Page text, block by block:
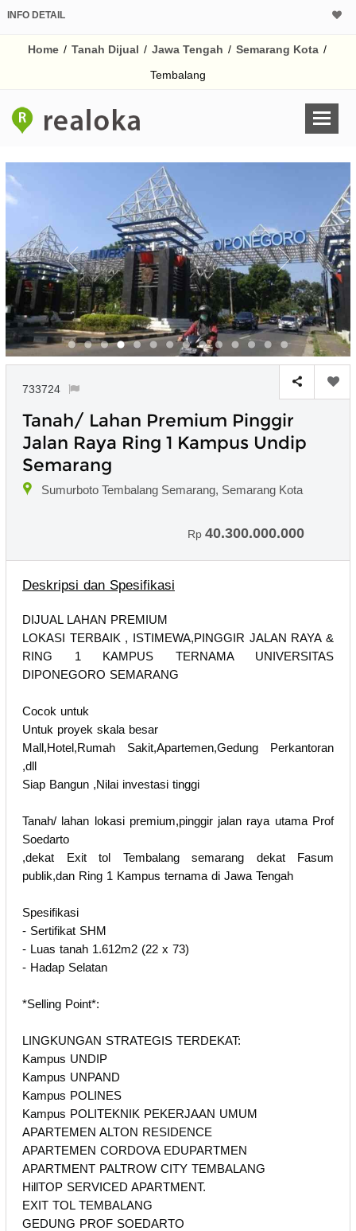
INFO DETAIL
Home / Tanah Dijual / Jawa Tengah / Semarang Kota /
Tembalang
733724
Tanah/ Lahan Premium Pinggir
Jalan Raya Ring 1 Kampus Undip
Semarang
Sumurboto Tembalang Semarang, Semarang Kota
Rp 40.300.000.000
Deskripsi dan Spesifikasi
DIJUAL LAHAN PREMIUM
LOKASI TERBAIK , ISTIMEWA,PINGGIR JALAN RAYA &
RING 1 KAMPUS TERNAMA UNIVERSITAS
DIPONEGORO SEMARANG
Cocok untuk
Untuk proyek skala besar
Mall,Hotel,Rumah Sakit,Apartemen,Gedung Perkantoran
,dll
Siap Bangun ,Nilai investasi tinggi
Tanah/ lahan lokasi premium,pinggir jalan raya utama Prof
Soedarto
,dekat Exit tol Tembalang semarang dekat Fasum
publik,dan Ring 1 Kampus ternama di Jawa Tengah
Spesifikasi
- Sertifikat SHM
- Luas tanah 1.612m2 (22 x 73)
- Hadap Selatan
*Selling Point*:
LINGKUNGAN STRATEGIS TERDEKAT:
Kampus UNDIP
Kampus UNPAND
Kampus POLINES
Kampus POLITEKNIK PEKERJAAN UMUM
APARTEMEN ALTON RESIDENCE
APARTEMEN CORDOVA EDUPARTMEN
APARTMENT PALTROW CITY TEMBALANG
HillTOP SERVICED APARTMENT.
EXIT TOL TEMBALANG
GEDUNG PROF SOEDARTO
% /th
Untuk hasil simulasi
pada kotak-
Simpan